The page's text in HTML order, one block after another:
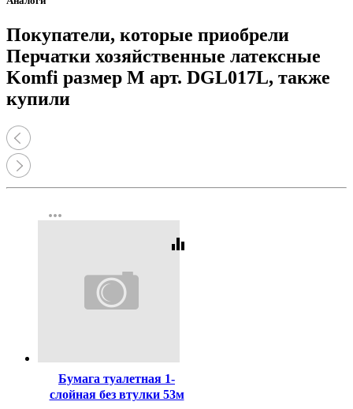
Покупатели, которые приобрели
Перчатки хозяйственные латексные
Komfi размер M арт. DGL017L, также
купили
more_horiz
equalizer
Бумага туалетная 1-
слойная без втулки 53м